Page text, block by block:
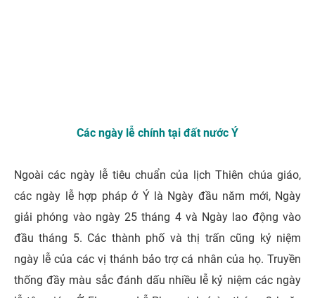
Các ngày lễ chính tại đất nước Ý
Ngoài các ngày lễ tiêu chuẩn của lịch Thiên chúa giáo,
các ngày lễ hợp pháp ở Ý là Ngày đầu năm mới, Ngày
giải phóng vào ngày 25 tháng 4 và Ngày lao động vào
đầu tháng 5. Các thành phố và thị trấn cũng kỷ niệm
ngày lễ của các vị thánh bảo trợ cá nhân của họ. Truyền
thống đầy màu sắc đánh dấu nhiều lễ kỷ niệm các ngày